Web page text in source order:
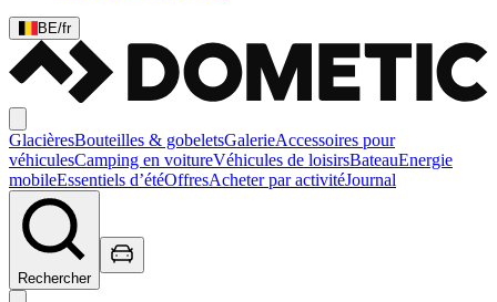
BE/fr
GlacièresBouteilles & gobeletsGalerieAccessoires pour
véhiculesCamping en voitureVéhicules de loisirsBateauEnergie
mobileEssentiels d’étéOffresAcheter par activitéJournal
Rechercher